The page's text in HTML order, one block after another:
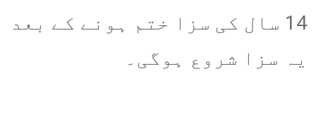
14 سال کی سزا ختم ہونے کے بعد
یہ سزا شروع ہوگی۔